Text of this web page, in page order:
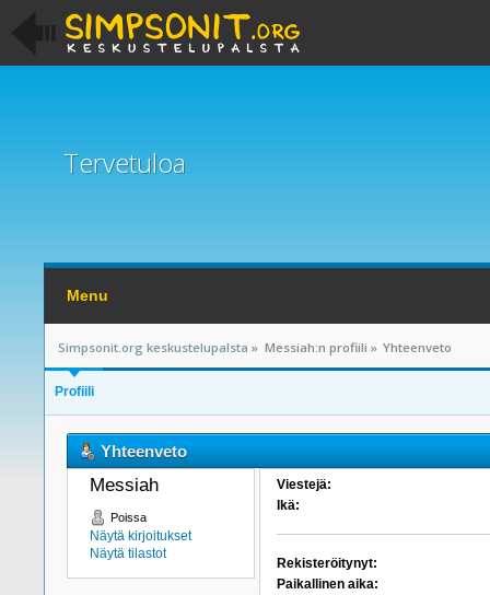
Tervetuloa
Menu
Simpsonit.org keskustelupalsta » Messiah:n profiili » Yhteenveto
Profiili
Yhteenveto
Messiah
Poissa
Näytä kirjoitukset
Näytä tilastot
Viestejä:
Ikä:
Rekisteröitynyt:
Paikallinen aika: